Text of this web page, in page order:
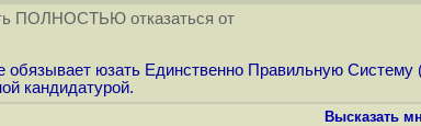
ПОЛНОСТЬЮ отказаться от
юзать Единственно Правильную Систему
кандидатурой.
Высказать